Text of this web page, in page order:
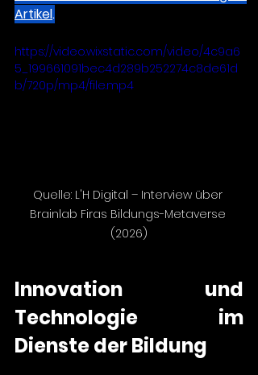
Artikel.
https://video.wixstatic.com/video/4c9a6
5_199661091bec4d289b252274c8de61d
b/720p/mp4/file.mp4
Quelle: L'H Digital – Interview über
Brainlab Firas Bildungs-Metaverse
(2026)
Innovation und
Technologie im
Dienste der Bildung